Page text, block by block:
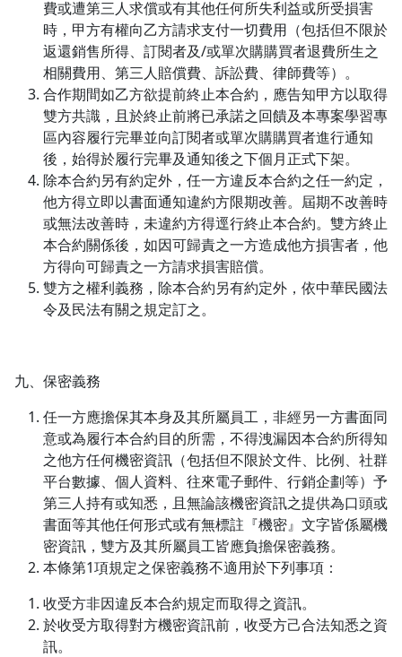
費或遭第三人求償或有其他任何所失利益或所受損害
時，甲方有權向乙方請求支付一切費用（包括但不限於
返還銷售所得、訂閱者及/或單次購購買者退費所生之
相關費用、第三人賠償費、訴訟費、律師費等）。
合作期間如乙方欲提前終止本合約，應告知甲方以取得
雙方共識，且於終止前將已承諾之回饋及本專案學習專
區內容履行完畢並向訂閱者或單次購購買者進行通知
後，始得於履行完畢及通知後之下個月正式下架。
除本合約另有約定外，任一方違反本合約之任一約定，
他方得立即以書面通知違約方限期改善。屆期不改善時
或無法改善時，未違約方得逕行終止本合約。雙方終止
本合約關係後，如因可歸責之一方造成他方損害者，他
方得向可歸責之一方請求損害賠償。
雙方之權利義務，除本合約另有約定外，依中華民國法
令及民法有關之規定訂之。
九、保密義務
任一方應擔保其本身及其所屬員工，非經另一方書面同
意或為履行本合約目的所需，不得洩漏因本合約所得知
之他方任何機密資訊（包括但不限於文件、比例、社群
平台數據、個人資料、往來電子郵件、行銷企劃等）予
第三人持有或知悉，且無論該機密資訊之提供為口頭或
書面等其他任何形式或有無標註『機密』文字皆係屬機
密資訊，雙方及其所屬員工皆應負擔保密義務。
本條第1項規定之保密義務不適用於下列事項：
收受方非因違反本合約規定而取得之資訊。
於收受方取得對方機密資訊前，收受方己合法知悉之資
訊。